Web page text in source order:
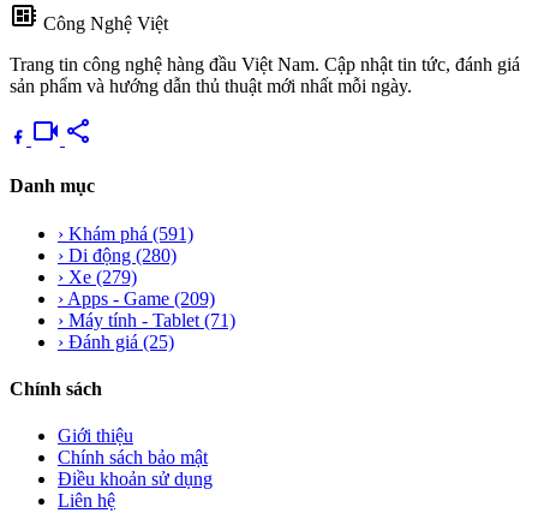
developer_board Công Nghệ Việt
Trang tin công nghệ hàng đầu Việt Nam. Cập nhật tin tức, đánh giá
sản phẩm và hướng dẫn thủ thuật mới nhất mỗi ngày.
videocam share
Danh mục
› Khám phá (591)
› Di động (280)
› Xe (279)
› Apps - Game (209)
› Máy tính - Tablet (71)
› Đánh giá (25)
Chính sách
Giới thiệu
Chính sách bảo mật
Điều khoản sử dụng
Liên hệ